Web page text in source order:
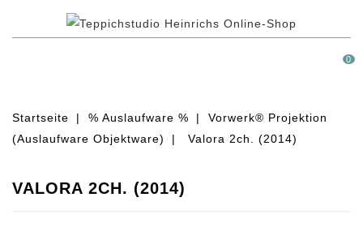
0
Startseite % Auslaufware %
Vorwerk® Projektion
(Auslaufware Objektware)
Valora 2ch. (2014)
VALORA 2CH. (2014)